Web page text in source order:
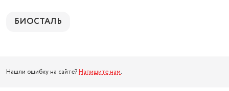
БИОСТАЛЬ
Нашли ошибку на сайте? Напишите нам.